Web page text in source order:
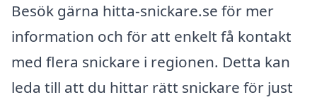
Besök gärna hitta-snickare.se för mer
information och för att enkelt få kontakt
med flera snickare i regionen. Detta kan
leda till att du hittar rätt snickare för just